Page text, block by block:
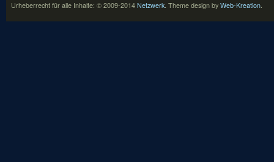
Urheberrecht für alle Inhalte: © 2009-2014 Netzwerk. Theme design by Web-Kreation.